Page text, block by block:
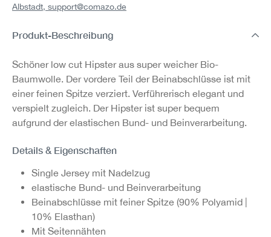
Albstadt, support@comazo.de
Produkt-Beschreibung
Schöner low cut Hipster aus super weicher Bio-
Baumwolle. Der vordere Teil der Beinabschlüsse ist mit
einer feinen Spitze verziert. Verführerisch elegant und
verspielt zugleich. Der Hipster ist super bequem
aufgrund der elastischen Bund- und Beinverarbeitung.
Details & Eigenschaften
Single Jersey mit Nadelzug
elastische Bund- und Beinverarbeitung
Beinabschlüsse mit feiner Spitze (90% Polyamid |
10% Elasthan)
Mit Seitennähten